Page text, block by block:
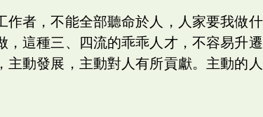
作者，不能全部聽命於人，人家要我做
，這種三、四流的乖乖人才，不容易升
主動發展，主動對人有所貢獻。主動的